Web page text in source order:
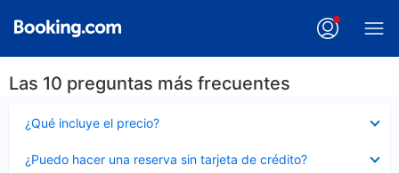
Las 10 preguntas más frecuentes
¿Qué incluye el precio?
cerrado
¿Puedo hacer una reserva sin tarjeta de crédito?
cerrado